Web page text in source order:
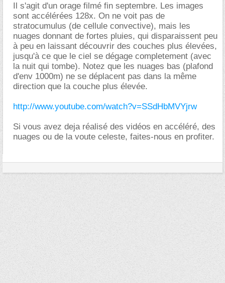
Il s'agit d'un orage filmé fin septembre. Les images
sont accélérées 128x. On ne voit pas de
stratocumulus (de cellule convective), mais les
nuages donnant de fortes pluies, qui disparaissent peu
à peu en laissant découvrir des couches plus élevées,
jusqu'à ce que le ciel se dégage completement (avec
la nuit qui tombe). Notez que les nuages bas (plafond
d'env 1000m) ne se déplacent pas dans la même
direction que la couche plus élevée.
http://www.youtube.com/watch?v=SSdHbMVYjrw
Si vous avez deja réalisé des vidéos en accéléré, des
nuages ou de la voute celeste, faites-nous en profiter.